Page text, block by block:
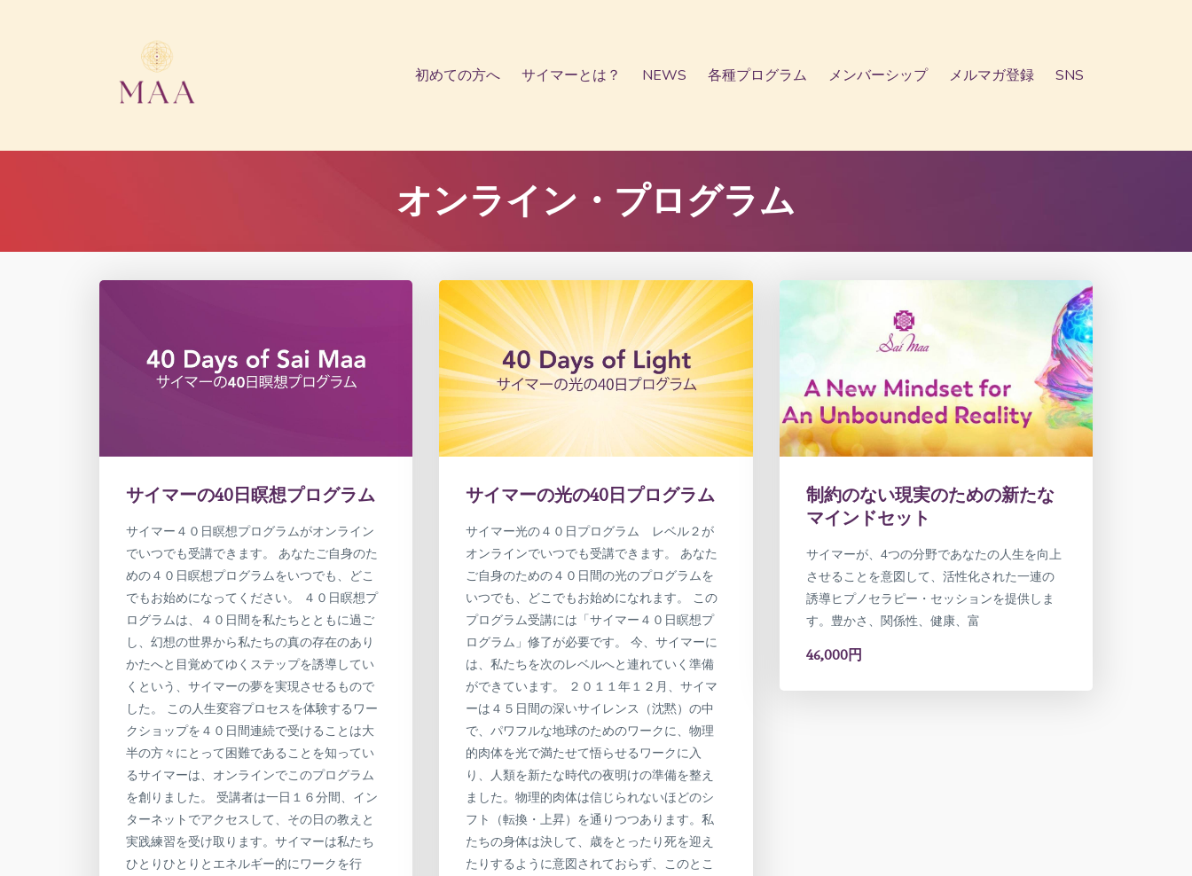
初めての方へ サイマーとは？ NEWS 各種プログラム メンバーシップ メルマガ登録 SNS
オンライン・プログラム
サイマーの40日瞑想プログラム
サイマー４０日瞑想プログラムがオンライン
でいつでも受講できます。 あなたご自身のた
めの４０日瞑想プログラムをいつでも、どこ
でもお始めになってください。 ４０日瞑想プ
ログラムは、４０日間を私たちとともに過ご
し、幻想の世界から私たちの真の存在のあり
かたへと目覚めてゆくステップを誘導してい
くという、サイマーの夢を実現させるもので
した。 この人生変容プロセスを体験するワー
クショップを４０日間連続で受けることは大
半の方々にとって困難であることを知ってい
るサイマーは、オンラインでこのプログラム
を創りました。 受講者は一日１６分間、イン
ターネットでアクセスして、その日の教えと
実践練習を受け取ります。サイマーは私たち
ひとりひとりとエネルギー的にワークを行
サイマーの光の40日プログラム
サイマー光の４０日プログラム レベル２が
オンラインでいつでも受講できます。 あなた
ご自身のための４０日間の光のプログラムを
いつでも、どこでもお始めになれます。 この
プログラム受講には「サイマー４０日瞑想プ
ログラム」修了が必要です。 今、サイマーに
は、私たちを次のレベルへと連れていく準備
ができています。 ２０１１年１２月、サイマ
ーは４５日間の深いサイレンス（沈黙）の中
で、パワフルな地球のためのワークに、物理
的肉体を光で満たせて悟らせるワークに入
り、人類を新たな時代の夜明けの準備を整え
ました。物理的肉体は信じられないほどのシ
フト（転換・上昇）を通りつつあります。私
たちの身体は決して、歳をとったり死を迎え
たりするように意図されておらず、このとこ
制約のない現実のための新たな
マインドセット
サイマーが、4つの分野であなたの人生を向上
させることを意図して、活性化された一連の
誘導ヒプノセラピー・セッションを提供しま
す。豊かさ、関係性、健康、富
46,000円